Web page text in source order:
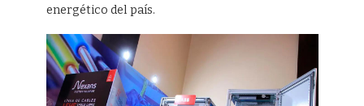
energético del país.